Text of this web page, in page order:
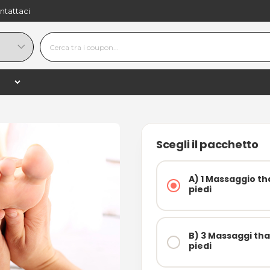
A) 1 Massaggio
piedi
B) 3 Massaggi
piedi
Scegli il pacchetto